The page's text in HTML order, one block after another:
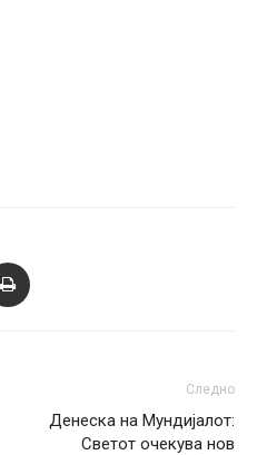
Следно
Денеска на Мундијалот:
Светот очекува нов